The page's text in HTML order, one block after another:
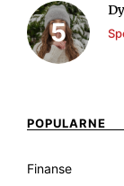
POPULARNE
Finanse